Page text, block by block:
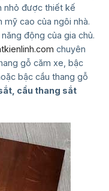
nhỏ được thiết kế
mỹ cao của ngôi nhà.
động của gia chủ.
chuyên
gỗ căm xe, bậc
bậc cầu thang gỗ
cầu thang sắt